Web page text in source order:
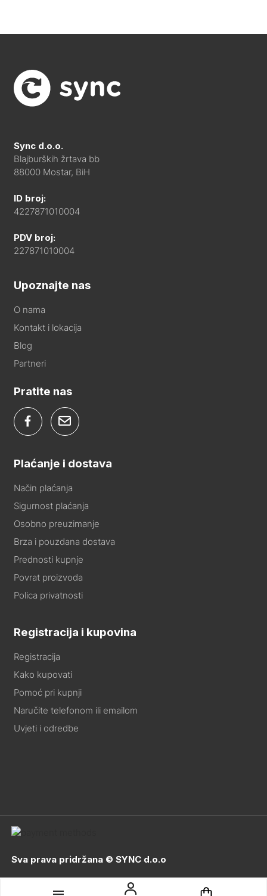
Sync d.o.o.
Blajburških žrtava bb
88000 Mostar, BiH
ID broj:
4227871010004
PDV broj:
227871010004
Upoznajte nas
O nama
Kontakt i lokacija
Blog
Partneri
Pratite nas
Plaćanje i dostava
Način plaćanja
Sigurnost plaćanja
Osobno preuzimanje
Brza i pouzdana dostava
Prednosti kupnje
Povrat proizvoda
Polica privatnosti
Registracija i kupovina
Registracija
Kako kupovati
Pomoć pri kupnji
Naručite telefonom ili emailom
Uvjeti i odredbe
Sva prava pridržana © SYNC d.o.o